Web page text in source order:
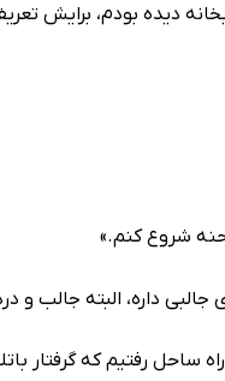
دیده بودم، برایش
شروع کنم.»
داره، البته جالب و
ساحل رفتیم که گرفتار